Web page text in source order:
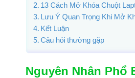
13 Cách Mở Khóa Chuột
Lưu Ý Quan Trọng Khi Mở
Kết Luận
Câu hỏi thường gặp
Nguyên Nhân Phổ